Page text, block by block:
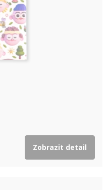
Zobrazit detail